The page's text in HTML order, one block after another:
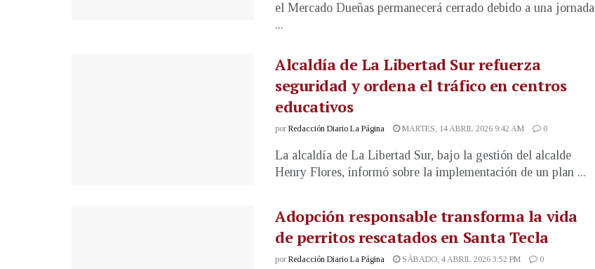
el Mercado Dueñas permanecerá cerrado debido a una jornada
...
Alcaldía de La Libertad Sur refuerza
seguridad y ordena el tráfico en centros
educativos
por Redacción Diario La Página MARTES, 14 ABRIL 2026 9:42 AM 0
La alcaldía de La Libertad Sur, bajo la gestión del alcalde
Henry Flores, informó sobre la implementación de un plan ...
Adopción responsable transforma la vida
de perritos rescatados en Santa Tecla
por Redacción Diario La Página SÁBADO, 4 ABRIL 2026 3:52 PM 0